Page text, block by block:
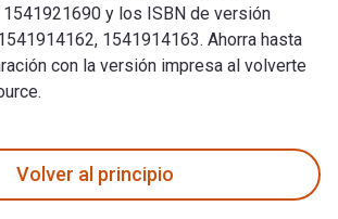
y los ISBN de versión
1541914163. Ahorra hasta
con la versión impresa al volverte
Volver al principio